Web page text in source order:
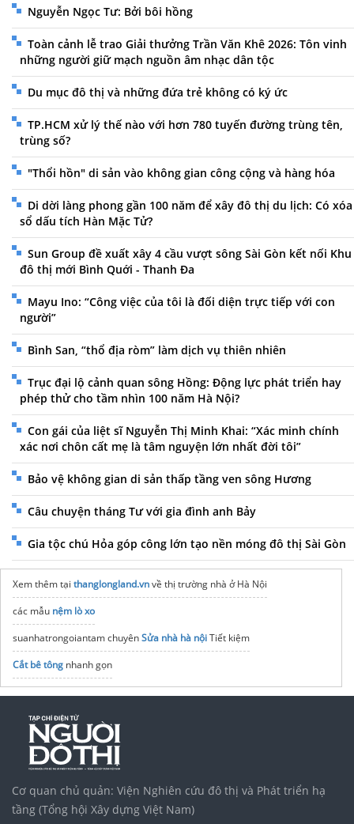
Nguyễn Ngọc Tư: Bởi bôi hồng
Toàn cảnh lễ trao Giải thưởng Trần Văn Khê 2026: Tôn vinh
những người giữ mạch nguồn âm nhạc dân tộc
Du mục đô thị và những đứa trẻ không có ký ức
TP.HCM xử lý thế nào với hơn 780 tuyến đường trùng tên,
trùng số?
"Thổi hồn" di sản vào không gian công cộng và hàng hóa
Di dời làng phong gần 100 năm để xây đô thị du lịch: Có xóa
sổ dấu tích Hàn Mặc Tử?
Sun Group đề xuất xây 4 cầu vượt sông Sài Gòn kết nối Khu
đô thị mới Bình Quới - Thanh Đa
Mayu Ino: “Công việc của tôi là đối diện trực tiếp với con
người”
Bình San, “thổ địa ròm” làm dịch vụ thiên nhiên
Trục đại lộ cảnh quan sông Hồng: Động lực phát triển hay
phép thử cho tầm nhìn 100 năm Hà Nội?
Con gái của liệt sĩ Nguyễn Thị Minh Khai: “Xác minh chính
xác nơi chôn cất mẹ là tâm nguyện lớn nhất đời tôi”
Bảo vệ không gian di sản thấp tầng ven sông Hương
Câu chuyện tháng Tư với gia đình anh Bảy
Gia tộc chú Hỏa góp công lớn tạo nền móng đô thị Sài Gòn
Xem thêm tại thanglongland.vnvề thị trường nhà ở Hà Nội
các mẫu nệm lò xo
suanhatrongoiantam chuyênSửa nhà hà nộiTiết kiệm
Cắt bê tông nhanh gọn
thông tin chi tiết dự ánlotte eco smart cityMai Chí Thọ
dự án khu phức hợp compound
Máy công nghiệp Kumisai
Dự ánBcons Central Park Biên Hoà
Central Lakeside Taseco
Nền tảng xếp hạng nha khoa minh bạch
Cơ quan chủ quản: Viện Nghiên cứu đô thị và Phát triển hạ
tầng (Tổng hội Xây dựng Việt Nam)